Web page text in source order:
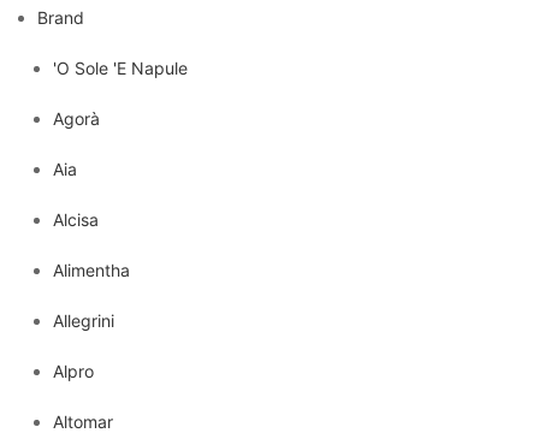
Brand
'O Sole 'E Napule
Agorà
Aia
Alcisa
Alimentha
Allegrini
Alpro
Altomar